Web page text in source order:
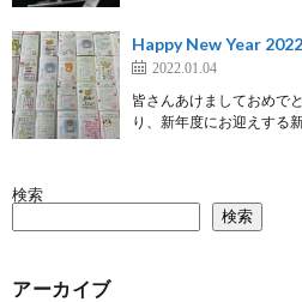
Happy New Year 2022
2022.01.04
皆さんあけましておめで
り、新年度にお迎えする
検索
検索
アーカイブ